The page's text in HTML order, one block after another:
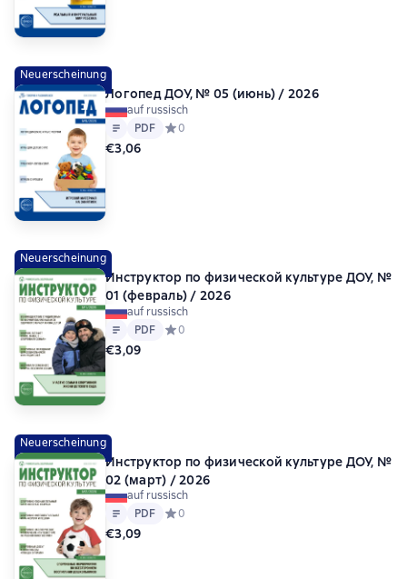
Neuerscheinung
Логопед ДОУ, № 05 (июнь) / 2026
auf russisch
Text
PDF
PDF Средний рейтинг 0 на основе 0 оценок
0
€3,06
Neuerscheinung
Инструктор по физической культуре ДОУ, №
01 (февраль) / 2026
auf russisch
Text
PDF
PDF Средний рейтинг 0 на основе 0 оценок
0
€3,09
Neuerscheinung
Инструктор по физической культуре ДОУ, №
02 (март) / 2026
auf russisch
Text
PDF
PDF Средний рейтинг 0 на основе 0 оценок
0
€3,09